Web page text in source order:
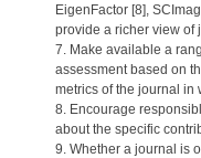
EigenFactor [8],
provide a richer view of
7. Make available a
assessment based on
metrics of the journal in
8. Encourage
about the specific
9. Whether a journal is